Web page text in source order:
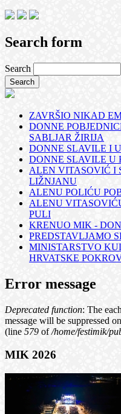
Search form
Search
ZAVRŠIO NIKAD
DONNE
SABLJAR ŽIRIJA
DONNE SLAVILE I
DONNE SLAVILE U
ALEN VITASOVIĆ I
LIŽNJANU
ALENU POLIĆU
ALENU
PULI
KRENUO MIK -
PREDSTAVLJAMO
MINISTARSTVO
HRVATSKE
Error message
Deprecated function: The
message will be suppressed
(line 579 of/home/festimik/
MIK 2026